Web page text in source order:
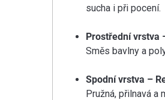
sucha i při pocení.
Prostřední vrstva
Směs bavlny a
Spodní vrstva –
Pružná, přilnavá a